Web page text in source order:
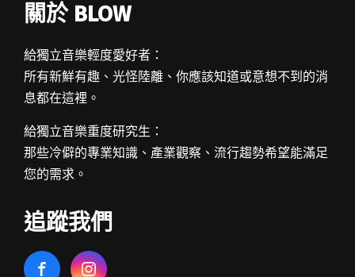
關於 BLOW
給獨立音樂輕度愛好者：
所有新鮮有趣、光怪陸離、你應該知道或意想不到的消
息都在這裡。
給獨立音樂重度研究生：
那些冷僻的專業知識、產業觀察、流行趨勢希望能滿足
您的需求。
追蹤我們